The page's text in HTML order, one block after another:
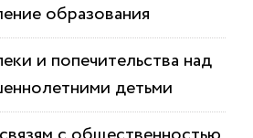
образования
и попечительства над
детьми